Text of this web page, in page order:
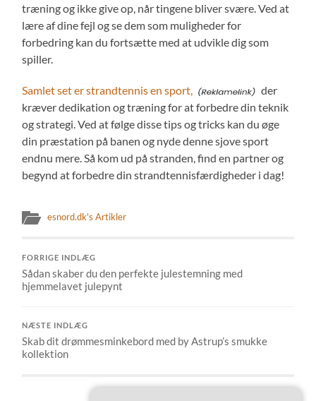
træning og ikke give op, når tingene bliver svære. Ved at
lære af dine fejl og se dem som muligheder for
forbedring kan du fortsætte med at udvikle dig som
spiller.
Samlet set er strandtennis en sport,
der
kræver dedikation og træning for at forbedre din teknik
og strategi. Ved at følge disse tips og tricks kan du øge
din præstation på banen og nyde denne sjove sport
endnu mere. Så kom ud på stranden, find en partner og
begynd at forbedre din strandtennisfærdigheder i dag!
esnord.dk's Artikler
FORRIGE INDLÆG
Sådan skaber du den perfekte julestemning med
hjemmelavet julepynt
NÆSTE INDLÆG
Skab dit drømmesminkebord med by Astrup’s smukke
kollektion